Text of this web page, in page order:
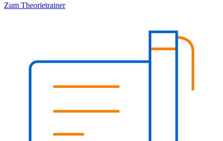
Zum Theorietrainer